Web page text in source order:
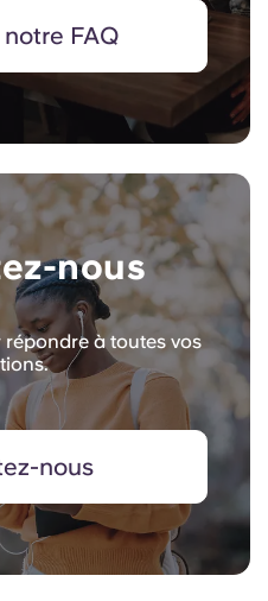
FAQ
nous
à toutes vos
nous